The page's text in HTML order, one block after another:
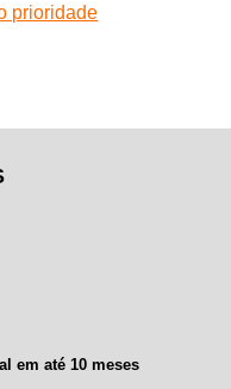
prioridade
em até 10 meses